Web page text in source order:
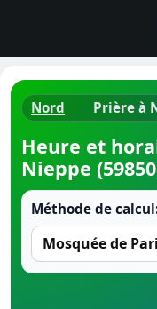
Nord Prière à
Heure et
Nieppe
Méthode de